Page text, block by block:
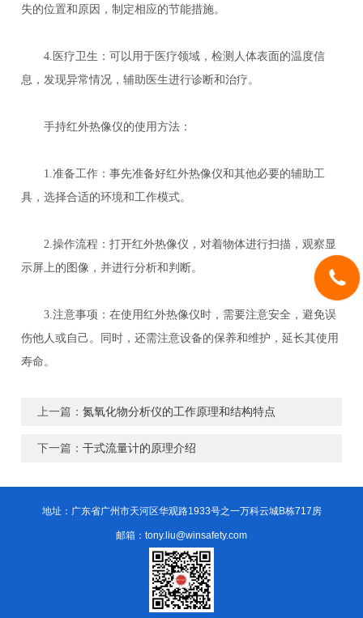
失的位置和原因，制定相应的节能措施。
4.医疗卫生：可以用于医疗领域，检测人体表面的温度信
息，发现异常情况，辅助医生进行诊断和治疗。
手持红外热像仪的使用方法：
1.准备工作：事先准备好红外热像仪和其他必要的辅助工
具，选择合适的环境和工作模式。
2.操作流程：打开红外热像仪，对着物体进行扫描，观察显
示屏上的图像，并进行分析和判断。
3.注意事项：在使用红外热像仪时，需要注意安全，避免误
伤他人或自己。同时，还需注意设备的保养和维护，延长其使用
寿命。
上一篇：氮氧化物分析仪的工作原理和结构特点
下一篇：干式流量计的原理介绍
地址：广东省广州市天河区华观路1933号之一万科云城B栋717房
邮箱：tony.liu@winsafety.com